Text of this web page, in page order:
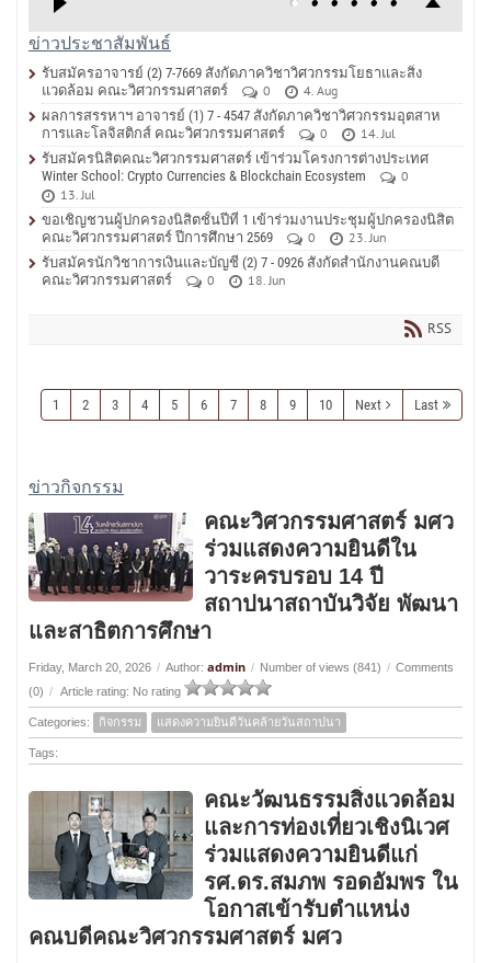
ข่าวประชาสัมพันธ์
รับสมัครอาจารย์ (2) 7-7669 สังกัดภาควิชาวิศวกรรมโยธาและสิ่ง
แวดล้อม คณะวิศวกรรมศาสตร์
0
4. Aug
ผลการสรรหาฯ อาจารย์ (1) 7 - 4547 สังกัดภาควิชาวิศวกรรมอุตสาห
การและโลจิสติกส์ คณะวิศวกรรมศาสตร์
0
14. Jul
รับสมัครนิสิตคณะวิศวกรรมศาสตร์ เข้าร่วมโครงการต่างประเทศ
Winter School: Crypto Currencies & Blockchain Ecosystem
0
13. Jul
ขอเชิญชวนผู้ปกครองนิสิตชั้นปีที่ 1 เข้าร่วมงานประชุมผู้ปกครองนิสิต
คณะวิศวกรรมศาสตร์ ปีการศึกษา 2569
0
23. Jun
รับสมัครนักวิชาการเงินและบัญชี (2) 7 - 0926 สังกัดสำนักงานคณบดี
คณะวิศวกรรมศาสตร์
0 18. Jun
RSS
1 2 3 4 5 6 7 8 9 10 Next Last
ข่าวกิจกรรม
คณะวิศวกรรมศาสตร์ มศว
ร่วมแสดงความยินดีใน
วาระครบรอบ 14 ปี
สถาปนาสถาบันวิจัย พัฒนา
และสาธิตการศึกษา
Friday, March 20, 2026 / Author: admin / Number of views (841) / Comments
(0) / Article rating: No rating
Categories: กิจกรรม แสดงความยินดีวันคล้ายวันสถาปนา
Tags:
คณะวัฒนธรรมสิ่งแวดล้อม
และการท่องเที่ยวเชิงนิเวศ
ร่วมแสดงความยินดีแก่
รศ.ดร.สมภพ รอดอัมพร ใน
โอกาสเข้ารับตำแหน่ง
คณบดีคณะวิศวกรรมศาสตร์ มศว